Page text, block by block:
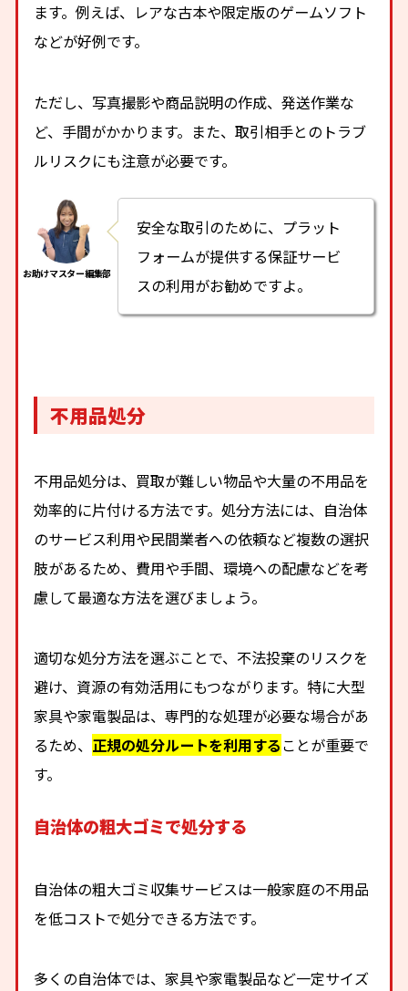
ます。例えば、レアな古本や限定版のゲームソフト
などが好例です。
ただし、写真撮影や商品説明の作成、発送作業な
ど、手間がかかります。また、取引相手とのトラブ
ルリスクにも注意が必要です。
安全な取引のために、プラット
フォームが提供する保証サービ
スの利用がお勧めですよ。
不用品処分
不用品処分は、買取が難しい物品や大量の不用品を
効率的に片付ける方法です。処分方法には、自治体
のサービス利用や民間業者への依頼など複数の選択
肢があるため、費用や手間、環境への配慮などを考
慮して最適な方法を選びましょう。
適切な処分方法を選ぶことで、不法投棄のリスクを
避け、資源の有効活用にもつながります。特に大型
家具や家電製品は、専門的な処理が必要な場合があ
るため、 正規の処分ルートを利用することが重要で
す。
自治体の粗大ゴミで処分する
自治体の粗大ゴミ収集サービスは一般家庭の不用品
を低コストで処分できる方法です。
多くの自治体では、家具や家電製品など一定サイズ